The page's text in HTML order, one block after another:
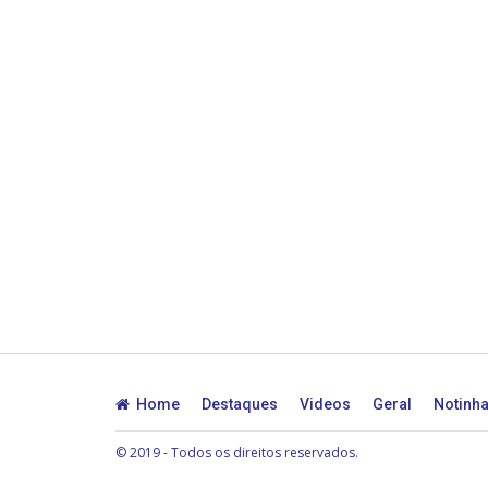
Home Destaques Videos Geral
© 2019 - Todos os direitos reservados.